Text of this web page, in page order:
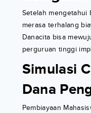
Setelah mengetahui
merasa terhalang
Danacita bisa
perguruan tinggi
Simulasi
Dana
Pembiayaan